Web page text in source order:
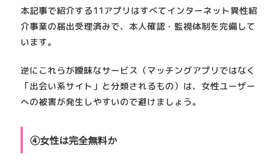
本記事で紹介する11アプリはすべてインターネット異性紹
介事業の届出受理済みで、本人確認・監視体制を完備して
います。
逆にこれらが曖昧なサービス（マッチングアプリではなく
「出会い系サイト」と分類されるもの）は、女性ユーザー
への被害が発生しやすいので避けましょう。
④女性は完全無料か